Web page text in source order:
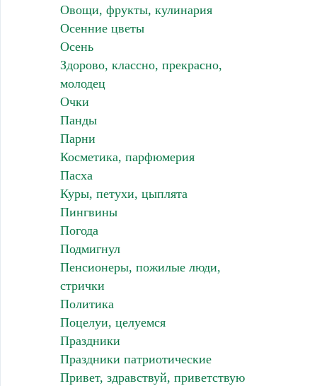
Овощи, фрукты, кулинария
Осенние цветы
Осень
Здорово, классно, прекрасно,
молодец
Очки
Панды
Парни
Косметика, парфюмерия
Пасха
Куры, петухи, цыплята
Пингвины
Погода
Подмигнул
Пенсионеры, пожилые люди,
стрички
Политика
Поцелуи, целуемся
Праздники
Праздники патриотические
Привет, здравствуй, приветствую